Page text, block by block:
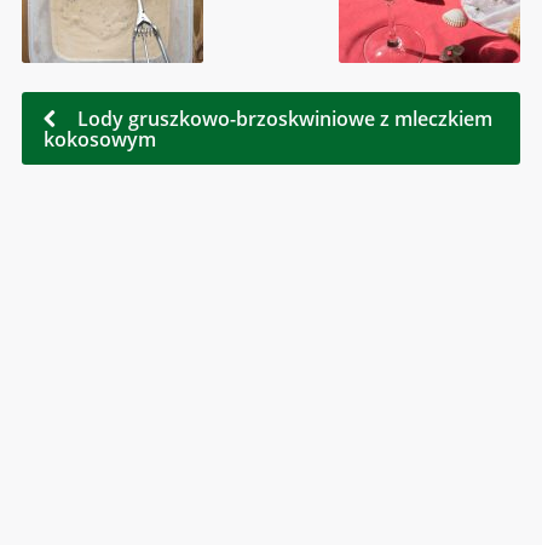
Lody gruszkowo-brzoskwiniowe z mleczkiem
kokosowym